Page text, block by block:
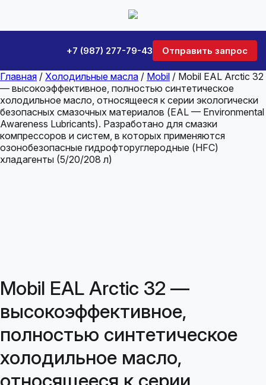
+7 (987) 277-79-43 Отправить запрос
Главная / Холодильные масла / Mobil / Mobil EAL Arctic 32
— высокоэффективное, полностью синтетическое
холодильное масло, относящееся к серии экологически
безопасных смазочных материалов (EAL — Environmental
Awareness Lubricants). Разработано для смазки
компрессоров и систем, в которых применяются
озонобезопасные гидрофторуглеродные (HFC)
хладагенты (5/20/208 л)
Mobil EAL Arctic 32 —
высокоэффективное,
полностью синтетическое
холодильное масло,